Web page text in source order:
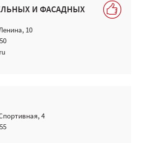
И ФАСАДНЫХ
10
4